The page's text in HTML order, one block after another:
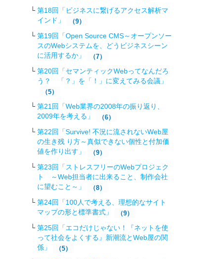
第18回「ビジネスに繋げるアクセス解析マ
インド」
（9）
第19回「Open Source CMS～オープンソー
スのWebシステムを、どうビジネスシーン
に活用するか」
（7）
第20回「セマンティックWebってなんだろ
う？ 「？」を「！」に変えてみる会議」
（5）
第21回「Web業界の2008年の振り返り、
2009年を考える」
（6）
第22回「Survive! 不況に流されないWeb屋
の生き残 り方～真似できない個性と付加価
値を作り出す」
（9）
第23回「ストレスフリーのWebプロジェク
ト ～Web担当者に出来ること、制作会社
に望むこと～」
（8）
第24回「100人で考える、理想的なサイト
マップの形と標準書式」
（9）
第25回「エコだけじゃない！『ネットを使
って社会をよくする』新潮流とWeb屋の関
係」
（5）